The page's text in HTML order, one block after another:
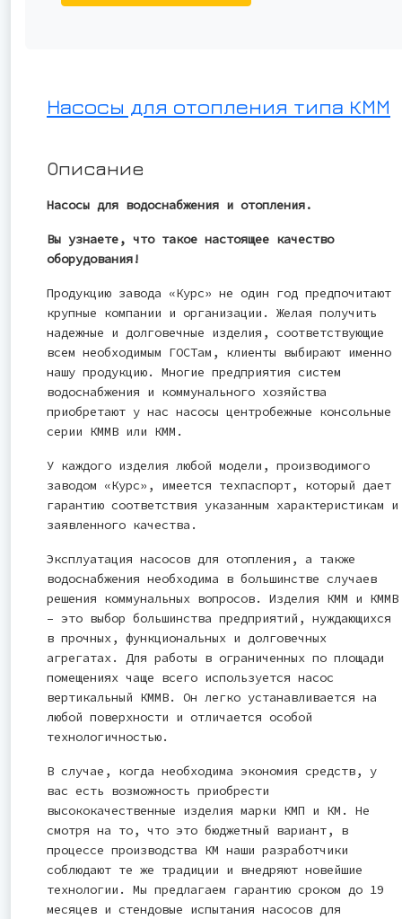
Насосы для отопления типа КММ
Описание
Насосы для водоснабжения и отопления.
Вы узнаете, что такое настоящее качество
оборудования!
Продукцию завода «Курс» не один год предпочитают
крупные компании и организации. Желая получить
надежные и долговечные изделия, соответствующие
всем необходимым ГОСТам, клиенты выбирают именно
нашу продукцию. Многие предприятия систем
водоснабжения и коммунального хозяйства
приобретают у нас насосы центробежные консольные
серии КММВ или КММ.
У каждого изделия любой модели, производимого
заводом «Курс», имеется техпаспорт, который дает
гарантию соответствия указанным характеристикам и
заявленного качества.
Эксплуатация насосов для отопления, а также
водоснабжения необходима в большинстве случаев
решения коммунальных вопросов. Изделия КММ и КММВ
– это выбор большинства предприятий, нуждающихся
в прочных, функциональных и долговечных
агрегатах. Для работы в ограниченных по площади
помещениях чаще всего используется насос
вертикальный КММВ. Он легко устанавливается на
любой поверхности и отличается особой
технологичностью.
В случае, когда необходима экономия средств, у
вас есть возможность приобрести
высококачественные изделия марки КМП и КМ. Не
смотря на то, что это бюджетный вариант, в
процессе производства КМ наши разработчики
соблюдают те же традиции и внедряют новейшие
технологии. Мы предлагаем гарантию сроком до 19
месяцев и стендовые испытания насосов для